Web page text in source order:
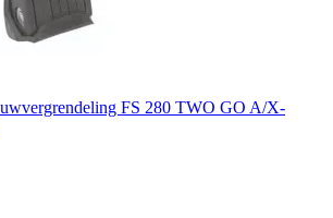
FS 280 TWO GO A/X-